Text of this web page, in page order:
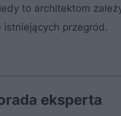
to architektom
przegród.
eksperta